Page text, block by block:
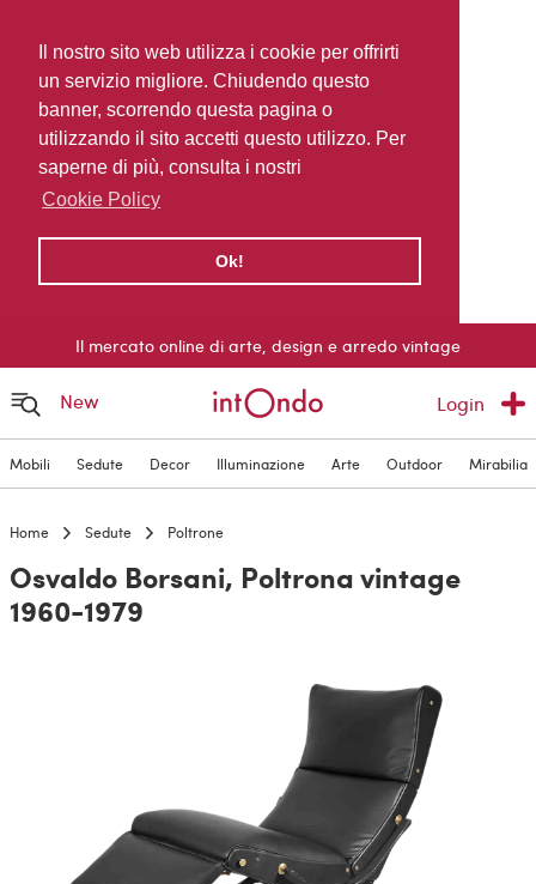
Il nostro sito web utilizza i cookie per offrirti
un servizio migliore. Chiudendo questo
banner, scorrendo questa pagina o
utilizzando il sito accetti questo utilizzo. Per
saperne di più, consulta i nostri
Cookie Policy
Ok!
Il mercato online di arte, design e arredo vintage
New Login
Mobili Sedute Decor Illuminazione Arte Outdoor Mirabilia
Home Sedute Poltrone
Osvaldo Borsani, Poltrona vintage
1960-1979